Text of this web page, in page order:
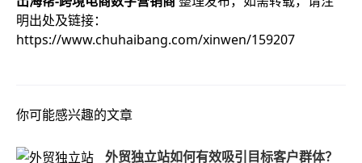
明出处及链接：
https://www.chuhaibang.com/xinwen/159207
你可能感兴趣的文章
外贸独立站如何有效吸引目标客户群体？